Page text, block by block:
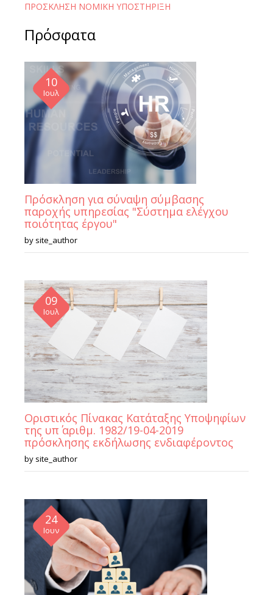
ΠΡΟΣΚΛΗΣΗ ΝΟΜΙΚΗ ΥΠΟΣΤΗΡΙΞΗ
Πρόσφατα
10
Ιουλ
Πρόσκληση για σύναψη σύμβασης
παροχής υπηρεσίας "Σύστημα ελέγχου
ποιότητας έργου"
by site_author
09
Ιουλ
Οριστικός Πίνακας Κατάταξης Υποψηφίων
της υπ΄ αριθμ. 1982/19-04-2019
πρόσκλησης εκδήλωσης ενδιαφέροντος
by site_author
24
Ιουν